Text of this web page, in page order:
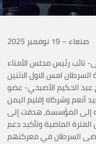
صنعاء – 19 نوفمبر 2025
نائب رئيس مجلس الأمناء
امس الاول الاثنين
من نوفمبر 2025م الأخ عبد الحكيم الأصبحي- عضو
وشركاه إقليم اليمن
إلى المؤسسة، هدفت إلى
الماضية وتأكيد دعم
السرطان في معركتهم